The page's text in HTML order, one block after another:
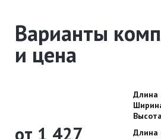
Варианты
и цена
от 1 427
Длина
Высота
Длина